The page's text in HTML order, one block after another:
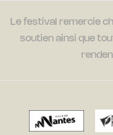
Le festival remercie
soutien ainsi que